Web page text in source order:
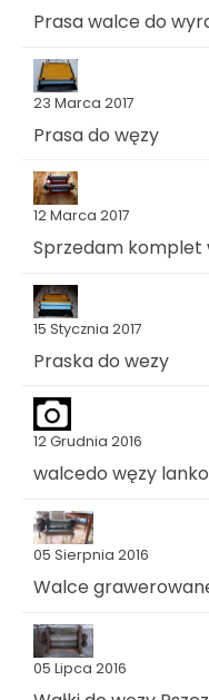
Prasa walce do
23 Marca 2017
Prasa do węzy
12 Marca 2017
Sprzedam komplet
15 Stycznia 2017
Praska do wezy
12 Grudnia 2016
walcedo węzy
05 Sierpnia 2016
Walce
05 Lipca 2016